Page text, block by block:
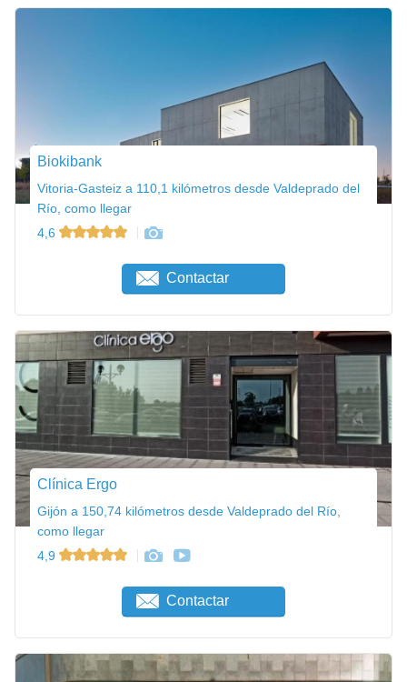
Biokibank
Vitoria-Gasteiz a 110,1 kilómetros desde Valdeprado del
Río, como llegar
4,6
Contactar
Clínica Ergo
Gijón a 150,74 kilómetros desde Valdeprado del Río,
como llegar
4,9
Contactar